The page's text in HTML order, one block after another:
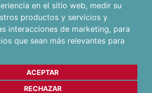
en el sitio web, medir su
productos y servicios y
interacciones de marketing, para
que sean más relevantes para
ACEPTAR
RECHAZAR